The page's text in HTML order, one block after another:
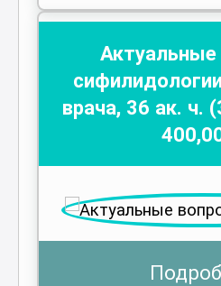
врача, 36 ак. ч.
400